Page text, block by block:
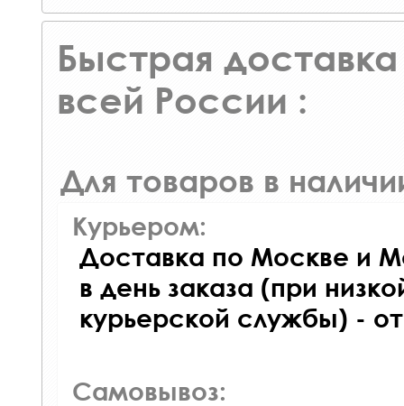
Быстрая доставка
всей России :
Для товаров в
Курьером:
Доставка по Москве и
в день заказа (при
курьерской службы) -
Самовывоз: